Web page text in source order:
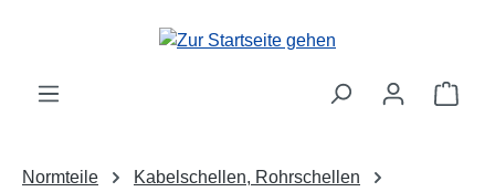
Zum Hauptinhalt springen
Normteile
Kabelschellen, Rohrschellen